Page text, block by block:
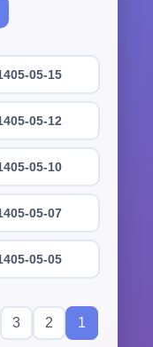
05-15
05-12
05-10
05-07
05-05
1
2
3